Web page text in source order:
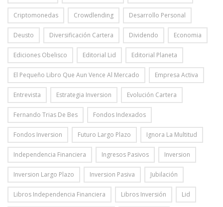
Criptomonedas Crowdlending Desarrollo Personal
Deusto Diversificación Cartera Dividendo Economia
Ediciones Obelisco Editorial Lid Editorial Planeta
El Pequeño Libro Que Aun Vence Al Mercado Empresa Activa
Entrevista Estrategia Inversion Evolución Cartera
Fernando Trias De Bes Fondos Indexados
Fondos Inversion Futuro Largo Plazo Ignora La Multitud
Independencia Financiera Ingresos Pasivos Inversion
Inversion Largo Plazo Inversion Pasiva Jubilación
Libros Independencia Financiera Libros Inversión Lid